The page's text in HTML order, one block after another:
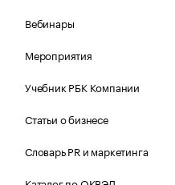
Вебинары
Мероприятия
Учебник РБК Компании
Статьи о бизнесе
Словарь PR и маркетинга